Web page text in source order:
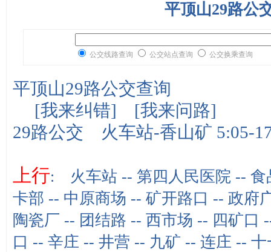
平顶山29路公
公交线路查询 公交站点查询 公交换乘查询
平顶山29路公交查询
[我来纠错] [我来问路]
29路公交 火车站-香山矿 5:05-
上行: 火车站 -- 第四人民医院 -- 食
卡部 -- 中原商场 -- 矿开路口 -- 政府
陶瓷厂 -- 团结路 -- 西市场 -- 四矿口
口 -- 辛庄 -- 井营 -- 九矿 -- 连庄 -- 十